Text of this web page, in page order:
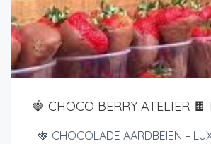
🍓 CHOCO BERRY ATELIER
🍓 CHOCOLADE AARDBEIEN –